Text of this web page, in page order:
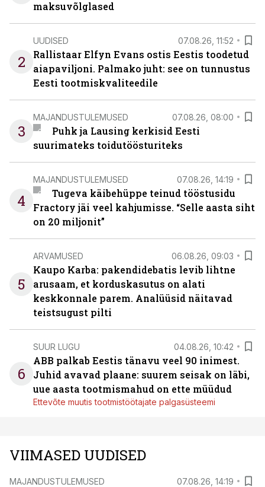
maksuvõlglased
2
UUDISED 07.08.26, 11:52
Rallistaar Elfyn Evans ostis Eestis toodetud
aiapaviljoni. Palmako juht: see on tunnustus
Eesti tootmiskvaliteedile
3
MAJANDUSTULEMUSED 07.08.26, 08:00
Puhk ja Lausing kerkisid Eesti
suurimateks toidutöösturiteks
4
MAJANDUSTULEMUSED 07.08.26, 14:19
Tugeva käibehüppe teinud tööstusidu
Fractory jäi veel kahjumisse. “Selle aasta siht
on 20 miljonit”
5
ARVAMUSED 06.08.26, 09:03
Kaupo Karba: pakendidebatis levib lihtne
arusaam, et korduskasutus on alati
keskkonnale parem. Analüüsid näitavad
teistsugust pilti
6
SUUR LUGU 04.08.26, 10:42
ABB palkab Eestis tänavu veel 90 inimest.
Juhid avavad plaane: suurem seisak on läbi,
uue aasta tootmismahud on ette müüdud
Ettevõte muutis tootmistöötajate palgasüsteemi
VIIMASED UUDISED
MAJANDUSTULEMUSED 07.08.26, 14:19